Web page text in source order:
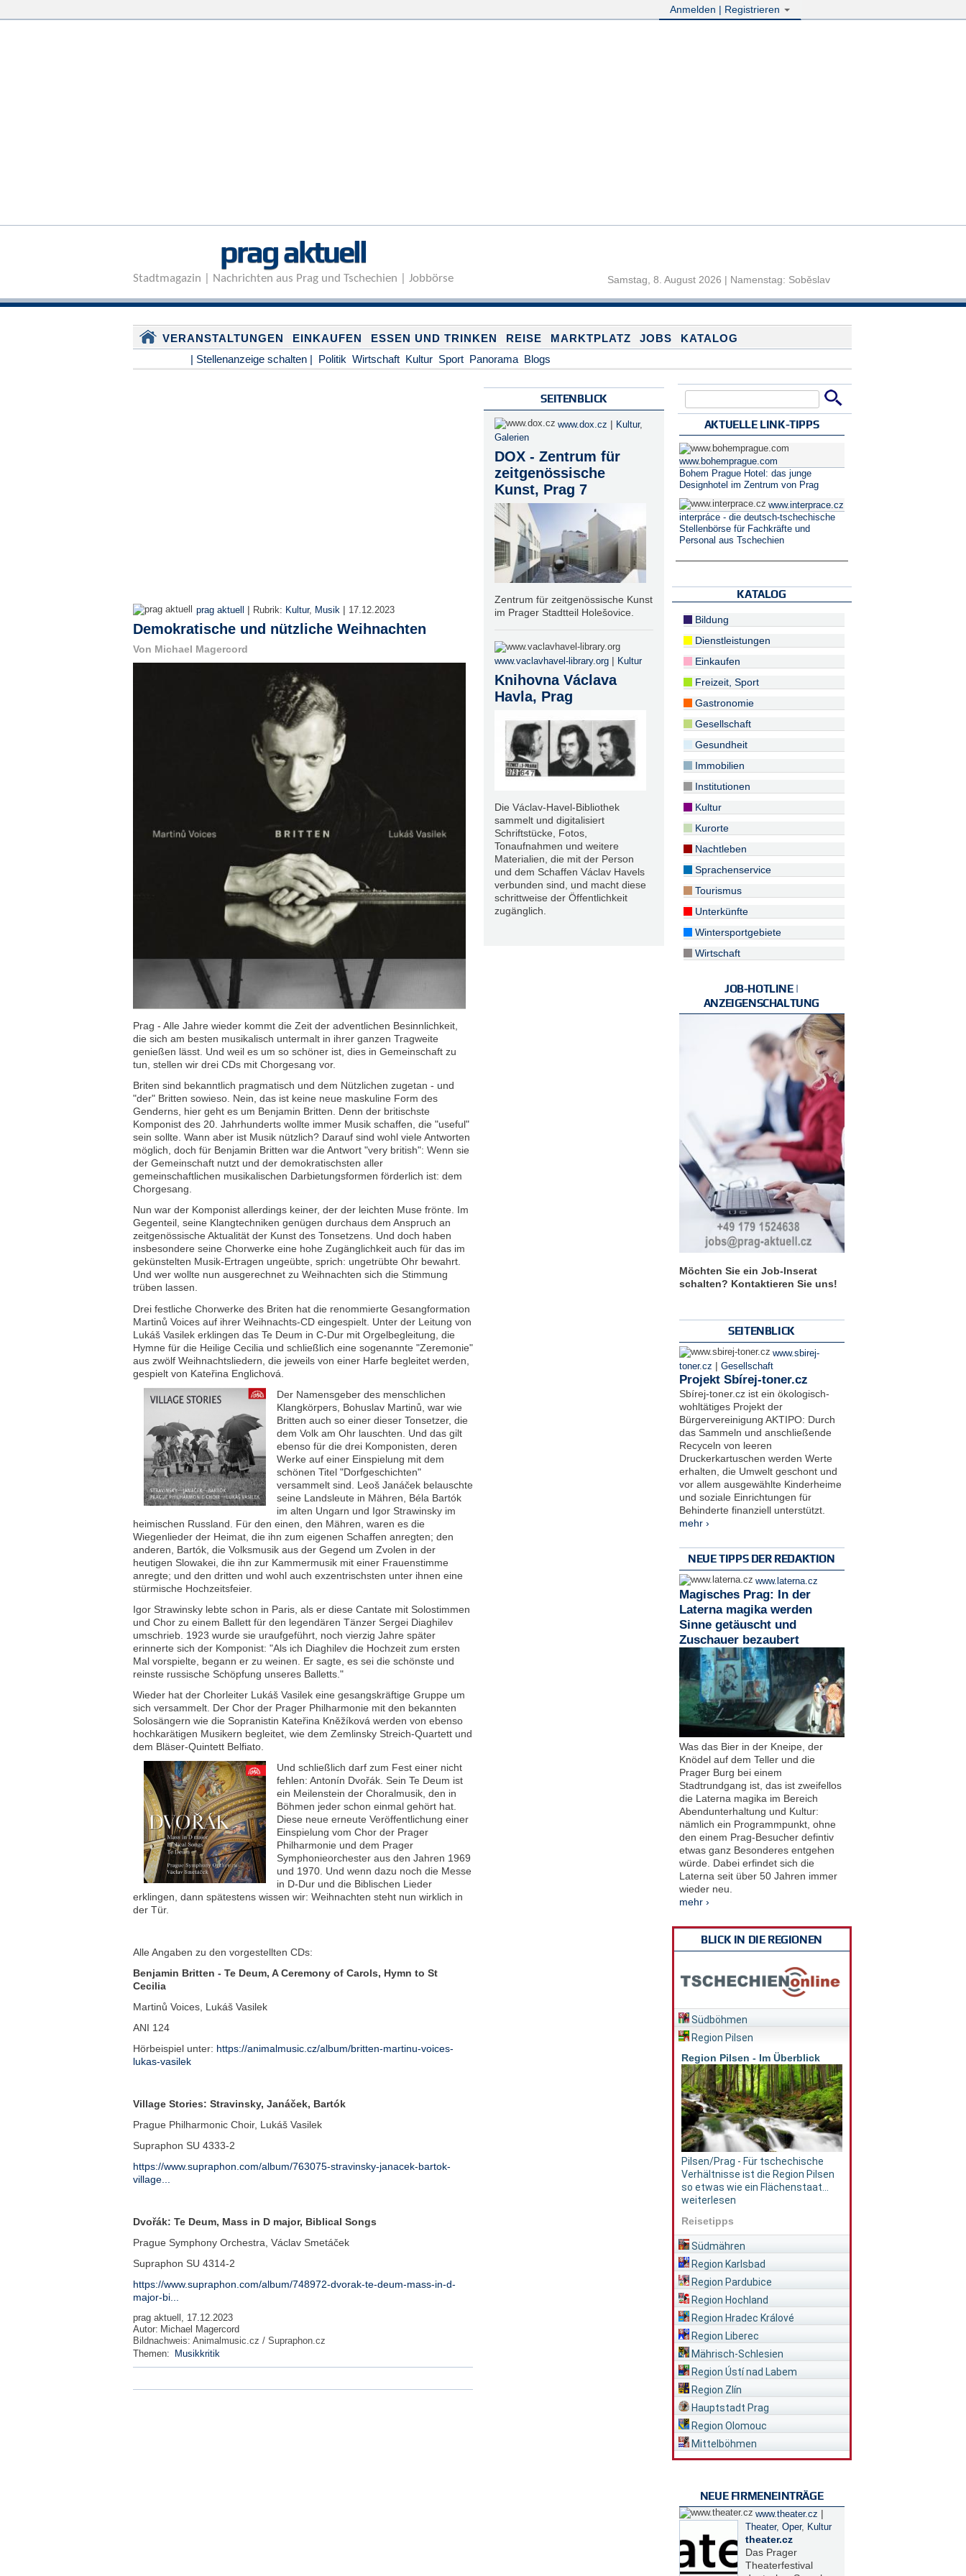
Anmelden | Registrieren
prag aktuell
Stadtmagazin | Nachrichten aus Prag und Tschechien | Jobbörse Samstag, 8. August 2026 | Namenstag: Soběslav
VERANSTALTUNGEN EINKAUFEN ESSEN UND TRINKEN REISE MARKTPLATZ JOBS
KATALOG
| Stellenanzeige schalten | Politik Wirtschaft Kultur Sport Panorama Blogs
prag aktuell | Rubrik: Kultur, Musik | 17.12.2023
Demokratische und nützliche Weihnachten
Von Michael Magercord
Prag - Alle Jahre wieder kommt die Zeit der adventlichen Besinnlichkeit,
die sich am besten musikalisch untermalt in ihrer ganzen Tragweite
genießen lässt. Und weil es um so schöner ist, dies in Gemeinschaft zu
tun, stellen wir drei CDs mit Chorgesang vor.
Briten sind bekanntlich pragmatisch und dem Nützlichen zugetan - und
"der" Britten sowieso. Nein, das ist keine neue maskuline Form des
Genderns, hier geht es um Benjamin Britten. Denn der britischste
Komponist des 20. Jahrhunderts wollte immer Musik schaffen, die "useful"
sein sollte. Wann aber ist Musik nützlich? Darauf sind wohl viele Antworten
möglich, doch für Benjamin Britten war die Antwort "very british": Wenn sie
der Gemeinschaft nutzt und der demokratischsten aller
gemeinschaftlichen musikalischen Darbietungsformen förderlich ist: dem
Chorgesang.
Nun war der Komponist allerdings keiner, der der leichten Muse frönte. Im
Gegenteil, seine Klangtechniken genügen durchaus dem Anspruch an
zeitgenössische Aktualität der Kunst des Tonsetzens. Und doch haben
insbesondere seine Chorwerke eine hohe Zugänglichkeit auch für das im
gekünstelten Musik-Ertragen ungeübte, sprich: ungetrübte Ohr bewahrt.
Und wer wollte nun ausgerechnet zu Weihnachten sich die Stimmung
trüben lassen.
Drei festliche Chorwerke des Briten hat die renommierte Gesangformation
Martinů Voices auf ihrer Weihnachts-CD eingespielt. Unter der Leitung von
Lukáš Vasilek erklingen das Te Deum in C-Dur mit Orgelbegleitung, die
Hymne für die Heilige Cecilia und schließlich eine sogenannte "Zeremonie"
aus zwölf Weihnachtsliedern, die jeweils von einer Harfe begleitet werden,
gespielt von Kateřina Englichová.
Der Namensgeber des menschlichen
Klangkörpers, Bohuslav Martinů, war wie
Britten auch so einer dieser Tonsetzer, die
dem Volk am Ohr lauschten. Und das gilt
ebenso für die drei Komponisten, deren
Werke auf einer Einspielung mit dem
schönen Titel "Dorfgeschichten"
versammelt sind. Leoš Janáček belauschte
seine Landsleute in Mähren, Béla Bartók
im alten Ungarn und Igor Strawinsky im
heimischen Russland. Für den einen, den Mähren, waren es die
Wiegenlieder der Heimat, die ihn zum eigenen Schaffen anregten; den
anderen, Bartók, die Volksmusik aus der Gegend um Zvolen in der
heutigen Slowakei, die ihn zur Kammermusik mit einer Frauenstimme
anregte; und den dritten und wohl auch exzentrischsten unter ihnen eine
stürmische Hochzeitsfeier.
Igor Strawinsky lebte schon in Paris, als er diese Cantate mit Solostimmen
und Chor zu einem Ballett für den legendären Tänzer Sergei Diaghilev
umschrieb. 1923 wurde sie uraufgeführt, noch vierzig Jahre später
erinnerte sich der Komponist: "Als ich Diaghilev die Hochzeit zum ersten
Mal vorspielte, begann er zu weinen. Er sagte, es sei die schönste und
reinste russische Schöpfung unseres Balletts."
Wieder hat der Chorleiter Lukáš Vasilek eine gesangskräftige Gruppe um
sich versammelt. Der Chor der Prager Philharmonie mit den bekannten
Solosängern wie die Sopranistin Kateřina Kněžíková werden von ebenso
hochkarätigen Musikern begleitet, wie dem Zemlinsky Streich-Quartett und
dem Bläser-Quintett Belfiato.
Und schließlich darf zum Fest einer nicht
fehlen: Antonín Dvořák. Sein Te Deum ist
ein Meilenstein der Choralmusik, den in
Böhmen jeder schon einmal gehört hat.
Diese neue erneute Veröffentlichung einer
Einspielung vom Chor der Prager
Philharmonie und dem Prager
Symphonieorchester aus den Jahren 1969
und 1970. Und wenn dazu noch die Messe
in D-Dur und die Biblischen Lieder
erklingen, dann spätestens wissen wir: Weihnachten steht nun wirklich in
der Tür.
Alle Angaben zu den vorgestellten CDs:
Benjamin Britten - Te Deum, A Ceremony of Carols, Hymn to St
Cecilia
Martinů Voices, Lukáš Vasilek
ANI 124
Hörbeispiel unter: https://animalmusic.cz/album/britten-martinu-voices-
lukas-vasilek
Village Stories: Stravinsky, Janáček, Bartók
Prague Philharmonic Choir, Lukáš Vasilek
Supraphon SU 4333-2
https://www.supraphon.com/album/763075-stravinsky-janacek-bartok-
village...
Dvořák: Te Deum, Mass in D major, Biblical Songs
Prague Symphony Orchestra, Václav Smetáček
Supraphon SU 4314-2
https://www.supraphon.com/album/748972-dvorak-te-deum-mass-in-d-
major-bi...
prag aktuell, 17.12.2023
Autor: Michael Magercord
Bildnachweis: Animalmusic.cz / Supraphon.cz
Themen:
Musikkritik
SEITENBLICK
www.dox.cz | Kultur,
Galerien
DOX - Zentrum für
zeitgenössische
Kunst, Prag 7
Zentrum für zeitgenössische Kunst
im Prager Stadtteil Holešovice.
www.vaclavhavel-library.org | Kultur
Knihovna Václava
Havla, Prag
Die Václav-Havel-Bibliothek
sammelt und digitalisiert
Schriftstücke, Fotos,
Tonaufnahmen und weitere
Materialien, die mit der Person
und dem Schaffen Václav Havels
verbunden sind, und macht diese
schrittweise der Öffentlichkeit
zugänglich.
AKTUELLE LINK-TIPPS
www.bohemprague.com
Bohem Prague Hotel: das junge
Designhotel im Zentrum von Prag
www.interprace.cz
interpráce - die deutsch-tschechische
Stellenbörse für Fachkräfte und
Personal aus Tschechien
KATALOG
Bildung
Dienstleistungen
Einkaufen
Freizeit, Sport
Gastronomie
Gesellschaft
Gesundheit
Immobilien
Institutionen
Kultur
Kurorte
Nachtleben
Sprachenservice
Tourismus
Unterkünfte
Wintersportgebiete
Wirtschaft
JOB-HOTLINE |
ANZEIGENSCHALTUNG
Möchten Sie ein Job-Inserat
schalten? Kontaktieren Sie uns!
SEITENBLICK
www.sbirej-
toner.cz | Gesellschaft
Projekt Sbírej-toner.cz
Sbírej-toner.cz ist ein ökologisch-
wohltätiges Projekt der
Bürgervereinigung AKTIPO: Durch
das Sammeln und anschließende
Recyceln von leeren
Druckerkartuschen werden Werte
erhalten, die Umwelt geschont und
vor allem ausgewählte Kinderheime
und soziale Einrichtungen für
Behinderte finanziell unterstützt.
mehr ›
NEUE TIPPS DER REDAKTION
www.laterna.cz
Magisches Prag: In der
Laterna magika werden
Sinne getäuscht und
Zuschauer bezaubert
Was das Bier in der Kneipe, der
Knödel auf dem Teller und die
Prager Burg bei einem
Stadtrundgang ist, das ist zweifellos
die Laterna magika im Bereich
Abendunterhaltung und Kultur:
nämlich ein Programmpunkt, ohne
den einem Prag-Besucher defintiv
etwas ganz Besonderes entgehen
würde. Dabei erfindet sich die
Laterna seit über 50 Jahren immer
wieder neu.
mehr ›
BLICK IN DIE REGIONEN
Südböhmen
Region Pilsen
Region Pilsen - Im Überblick
Pilsen/Prag - Für tschechische
Verhältnisse ist die Region Pilsen
so etwas wie ein Flächenstaat...
weiterlesen
Reisetipps
Südmähren
Region Karlsbad
Region Pardubice
Region Hochland
Region Hradec Králové
Region Liberec
Mährisch-Schlesien
Region Ústí nad Labem
Region Zlín
Hauptstadt Prag
Region Olomouc
Mittelböhmen
NEUE FIRMENEINTRÄGE
www.theater.cz |
Theater, Oper, Kultur
theater.cz
Das Prager
Theaterfestival